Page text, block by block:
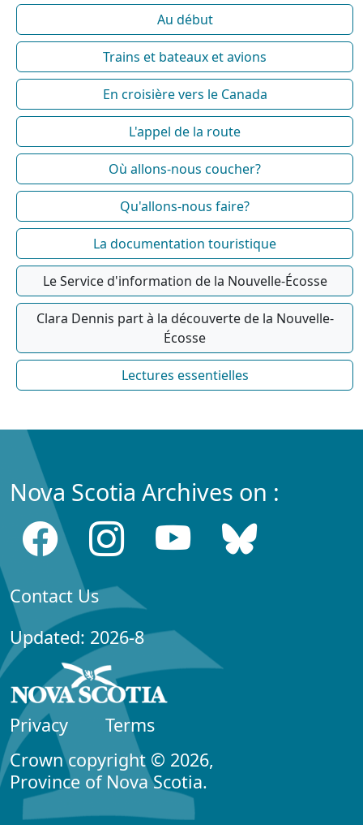
Au début
Trains et bateaux et avions
En croisière vers le Canada
L'appel de la route
Où allons-nous coucher?
Qu'allons-nous faire?
La documentation touristique
Le Service d'information de la Nouvelle-Écosse
Clara Dennis part à la découverte de la Nouvelle-
Écosse
Lectures essentielles
Nova Scotia Archives on :
Contact Us
Updated: 2026-8
Privacy
Terms
Crown copyright © 2026,
Province of Nova Scotia.